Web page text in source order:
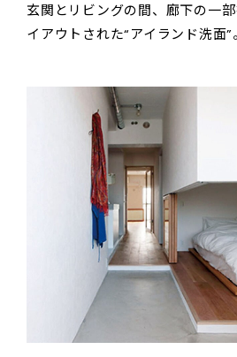
玄関とリビングの間、廊下の一
イアウトされた“アイランド洗面”。